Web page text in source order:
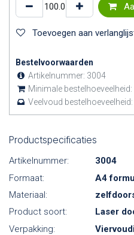
Toevoegen aan
Bestelvoorwaarden
Artikelnummer: 3004
Minimale bestelhoeveelheid:
Veelvoud bestelhoeveelheid:
Productspecificaties
Artikelnummer:
3004
Formaat:
A4
Materiaal:
Product soort:
Laser
Verpakking: